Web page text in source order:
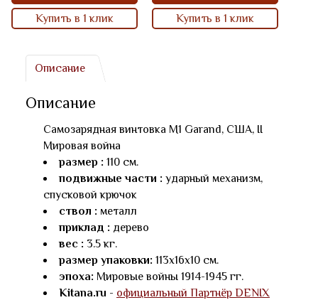
Описание
Описание
Самозарядная винтовка M1 Garand, США, II
Мировая война
размер : 110 см.
подвижные части : ударный механизм,
спусковой крючок
ствол : металл
приклад : дерево
вес : 3.5 кг.
размер упаковки: 113х16х10 см.
эпоха: Мировые войны 1914-1945 гг.
Kitana.ru - официальный Партнёр DENIX
Купить в 1 клик
Купить в 1 клик